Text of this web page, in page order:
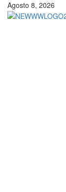
VaiAgosto 8, 2026